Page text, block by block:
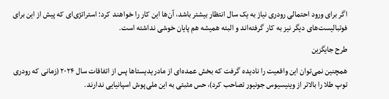
اگر برای ورود احتمالی رودری نیاز به یک سال انتظار بیشتر باشد، آن‌ها این کار را خواهند کرد؛ استراتژی‌ای که پیش از این برای
فوتبالیست‌های دیگر نیز به کار گرفته‌اند و البته همیشه هم پایان خوشی نداشته است.
طرح جایگزین
همچنین نمی‌توان این واقعیت را نادیده گرفت که بخش عمده‌ای از مادریدیستاها پس از اتفاقات سال ۲۰۲۴ (زمانی که رودری
توپ طلا را بالاتر از وینیسیوس جونیور تصاحب کرد)، حس مثبتی به این ملی‌پوش اسپانیایی ندارند.